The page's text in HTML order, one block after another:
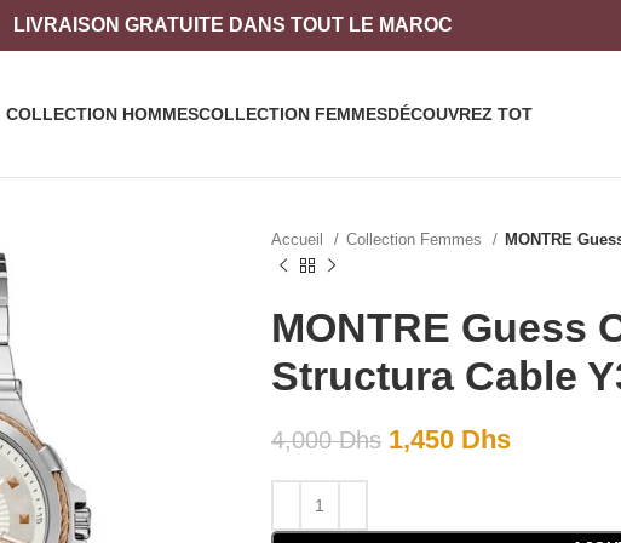
LIVRAISON GRATUITE DANS TOUT LE MAROC
COLLECTION HOMMESCOLLECTION FEMMESDÉCOUVREZ TOT
Accueil Collection Femmes MONTRE
MONTRE Guess
Structura Cable
4,000Dhs 1,450 Dhs